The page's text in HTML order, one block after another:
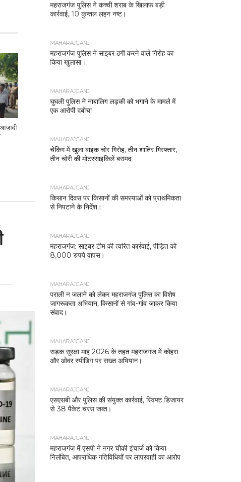
आज़ादी
महराजगंज पुलिस ने कच्ची शराब के खिलाफ बड़ी
कार्रवाई, 10 कुन्तल लहन नष्ट।
MAHARAJGANJ
महराजगंज पुलिस ने साइबर ठगी करने वाले गिरोह का
किया खुलासा।
MAHARAJGANJ
घुघली पुलिस ने नाबालिग लड़की को भगाने के मामले में
एक आरोपी दबोचा
MAHARAJGANJ
चेकिंग में खुला बाइक चोर गिरोह, तीन शातिर गिरफ्तार,
तीन चोरी की मोटरसाइकिलें बरामद
MAHARAJGANJ
किसान दिवस पर किसानों की समस्याओं को प्राथमिकता
से निपटाने के निर्देश।
MAHARAJGANJ
महराजगंज: साइबर टीम की त्वरित कार्रवाई, पीड़ित को
8,000 रुपये वापस।
MAHARAJGANJ
पराली न जलाने को लेकर महराजगंज पुलिस का विशेष
जागरूकता अभियान, किसानों से गांव-गांव जाकर किया
संवाद।
MAHARAJGANJ
सड़क सुरक्षा माह 2026 के तहत महराजगंज में कोहरा
और ओवर स्पीडिंग पर सख्त अभियान।
MAHARAJGANJ
एसएसबी और पुलिस की संयुक्त कार्रवाई, स्विफ्ट डिजायर
से 38 पैकेट चरस जब्त।
MAHARAJGANJ
महराजगंज में एसपी ने नगर चौकी इंचार्ज को किया
निलंबित, आपराधिक गतिविधियों पर लापरवाही का आरोप